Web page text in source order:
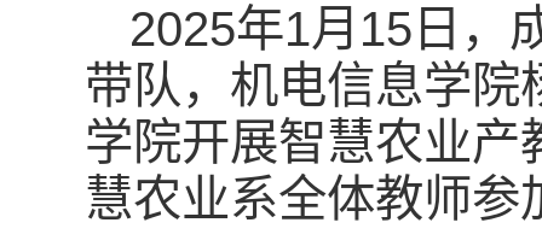
2025年1月15日，
带队，机电信息学
学院开展智慧农业
慧农业系全体教师